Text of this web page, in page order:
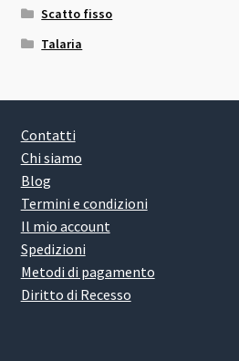
Scatto fisso
Talaria
Contatti
Chi siamo
Blog
Termini e condizioni
Il mio account
Spedizioni
Metodi di pagamento
Diritto di Recesso